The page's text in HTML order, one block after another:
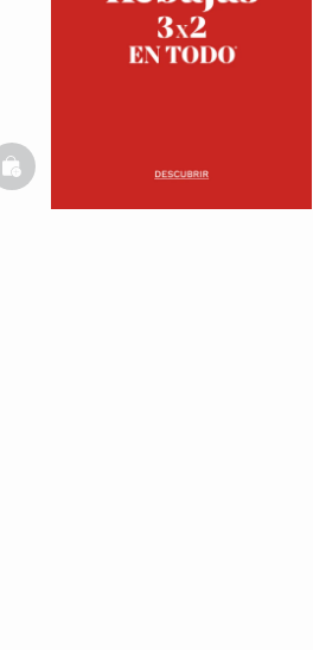
basketfull